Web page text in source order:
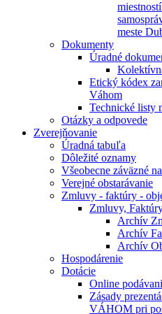
meste
Dokumenty
Úradné
Etický kódex
Váhom
Technické listy
Otázky a odpovede
Zverejňovanie
Úradná tabuľa
Dôležité oznamy
Všeobecne záväzné
Verejné obstarávanie
Zmluvy - faktúry -
Zmluvy,
Archív
Archív
Archív
Hospodárenie
Dotácie
Online
Zásady
VÁHOM pri